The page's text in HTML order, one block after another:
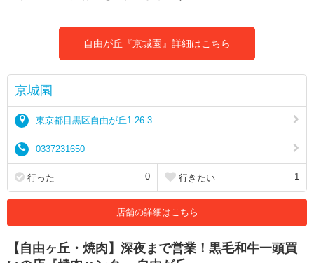
自由が丘『京城園』詳細はこちら
京城園
東京都目黒区自由が丘1-26-3
0337231650
行った 0 行きたい 1
店舗の詳細はこちら
【自由ヶ丘・焼肉】深夜まで営業！黒毛和牛一頭買